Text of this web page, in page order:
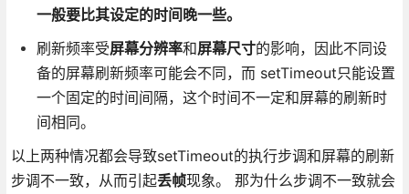
一般要比其设定的时间晚一些。
刷新频率受屏幕分辨率和屏幕尺寸的影响，因此不同设
备的屏幕刷新频率可能会不同，而 setTimeout只能设置
一个固定的时间间隔，这个时间不一定和屏幕的刷新时
间相同。
以上两种情况都会导致setTimeout的执行步调和屏幕的刷新
步调不一致，从而引起丢帧现象。 那为什么步调不一致就会